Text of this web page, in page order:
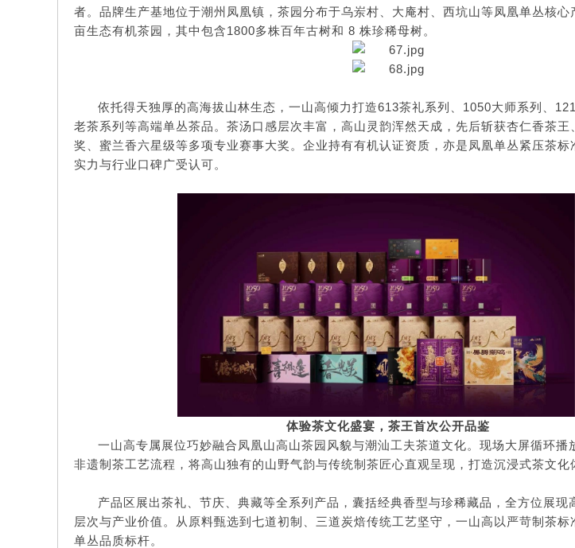
者。品牌生产基地位于潮州凤凰镇，茶园分布于乌岽村、大庵村、西坑山等凤凰单丛核心
亩生态有机茶园，其中包含1800多株百年古树和 8 株珍稀母树。
依托得天独厚的高海拔山林生态，一山高倾力打造613茶礼系列、1050大师系列、
老茶系列等高端单丛茶品。茶汤口感层次丰富，高山灵韵浑然天成，先后斩获杏仁香茶王
奖、蜜兰香六星级等多项专业赛事大奖。企业持有有机认证资质，亦是凤凰单丛紧压茶标
实力与行业口碑广受认可。
体验茶文化盛宴，茶王首次公开品鉴
一山高专属展位巧妙融合凤凰山高山茶园风貌与潮汕工夫茶道文化。现场大屏循环播
非遗制茶工艺流程，将高山独有的山野气韵与传统制茶匠心直观呈现，打造沉浸式茶文化
产品区展出茶礼、节庆、典藏等全系列产品，囊括经典香型与珍稀藏品，全方位展现
层次与产业价值。从原料甄选到七道初制、三道炭焙传统工艺坚守，一山高以严苛制茶标
单丛品质标杆。